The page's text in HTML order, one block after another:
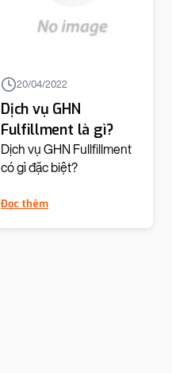
20/04/2022
Dịch vụ GHN
Fulfillment là gì?
Dịch vụ GHN Fullfillment
có gì đặc biệt?
Đọc thêm